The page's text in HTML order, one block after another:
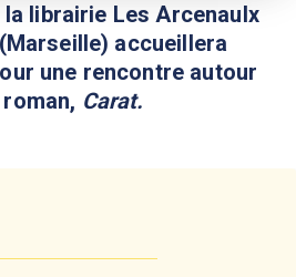
librairie Les Arcenaulx
accueillera
une rencontre autour
Carat.